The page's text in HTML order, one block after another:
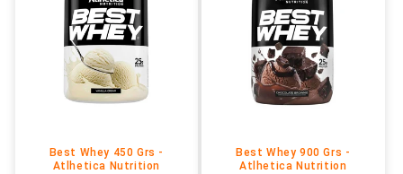
Best Whey 450 Grs -
Atlhetica Nutrition
Best Whey 900 Grs -
Atlhetica Nutrition